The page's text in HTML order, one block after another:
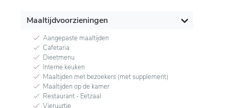
Maaltijdvoorzieningen
Aangepaste maaltijden
Cafetaria
Dieetmenu
Interne keuken
Maaltijden met bezoekers (met supplement)
Maaltijden op de kamer
Restaurant - Eetzaal
Vieruurtje